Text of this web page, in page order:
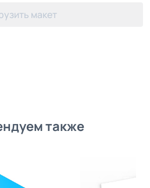
макет
также